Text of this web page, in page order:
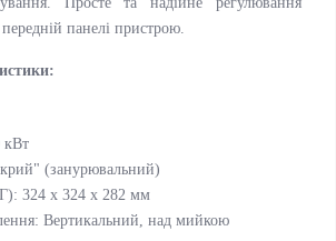
панелі пристрою.
кВт
(занурювальний)
324 х 324 х 282 мм
Вертикальний, над мийкою